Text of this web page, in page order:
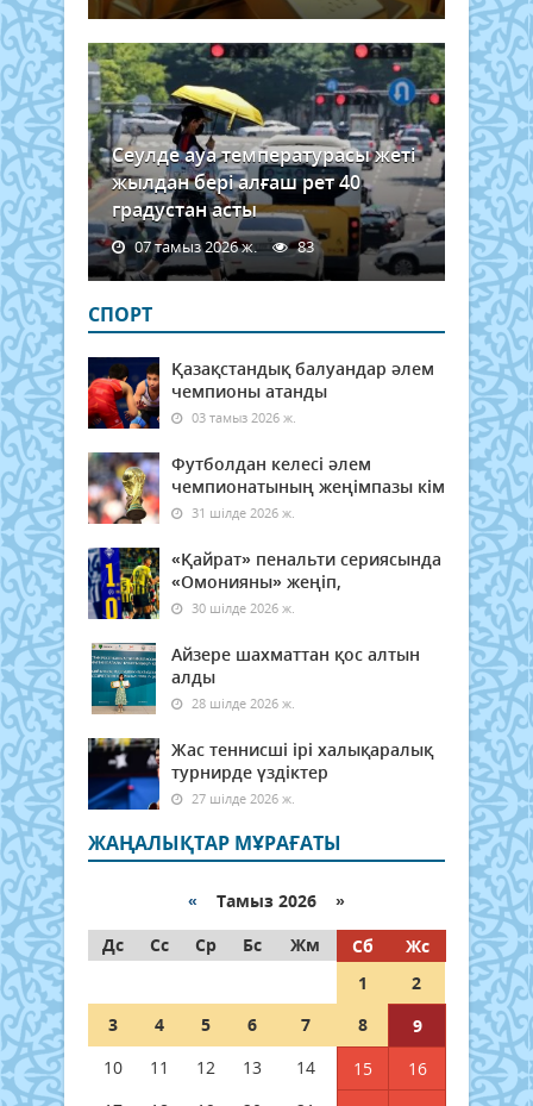
Сеулде ауа температурасы жеті
жылдан бері алғаш рет 40
градустан асты
07 тамыз 2026 ж. 83
СПОРТ
Қазақстандық балуандар әлем
чемпионы атанды
03 тамыз 2026 ж.
Футболдан келесі әлем
чемпионатының жеңімпазы кім
31 шілде 2026 ж.
«Қайрат» пенальти сериясында
«Омонияны» жеңіп,
30 шілде 2026 ж.
Айзере шахматтан қос алтын
алды
28 шілде 2026 ж.
Жас теннисші ірі халықаралық
турнирде үздіктер
27 шілде 2026 ж.
ЖАҢАЛЫҚТАР МҰРАҒАТЫ
« Тамыз 2026 »
Дс
Сс Ср Бс Жм Сб
Жс
1
2
3
4 5 6 7 8
9
10
11 12 13 14 15
16